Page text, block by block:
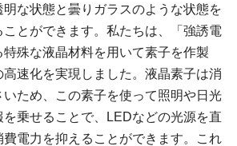
な状態と曇りガラスのような状態を
とができます。私たちは、「強誘電
殊な液晶材料を用いて素子を作製
高速化を実現しました。液晶素子は消
ため、この素子を使って照明や日光
乗せることで、LEDなどの光源を直
電力を抑えることができます。これ